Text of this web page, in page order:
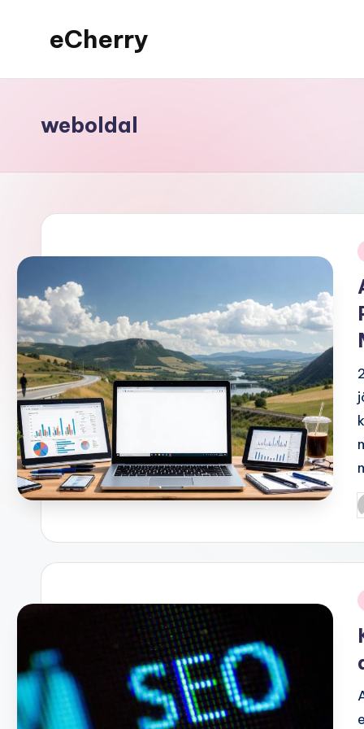
eCherry
nagyvilágból
weboldal